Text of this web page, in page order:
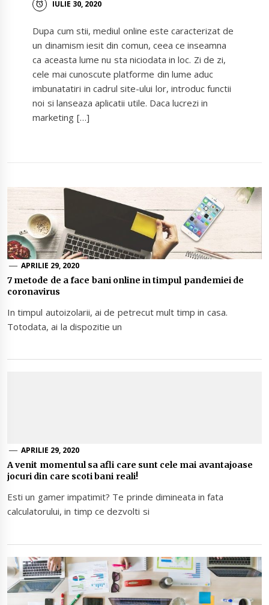
IULIE 30, 2020
Dupa cum stii, mediul online este caracterizat de
un dinamism iesit din comun, ceea ce inseamna
ca aceasta lume nu sta niciodata in loc. Zi de zi,
cele mai cunoscute platforme din lume aduc
imbunatatiri in cadrul site-ului lor, introduc functii
noi si lanseaza aplicatii utile. Daca lucrezi in
marketing […]
APRILIE 29, 2020
7 metode de a face bani online in timpul pandemiei de
coronavirus
In timpul autoizolarii, ai de petrecut mult timp in casa.
Totodata, ai la dispozitie un
APRILIE 29, 2020
A venit momentul sa afli care sunt cele mai avantajoase
jocuri din care scoti bani reali!
Esti un gamer impatimit? Te prinde dimineata in fata
calculatorului, in timp ce dezvolti si